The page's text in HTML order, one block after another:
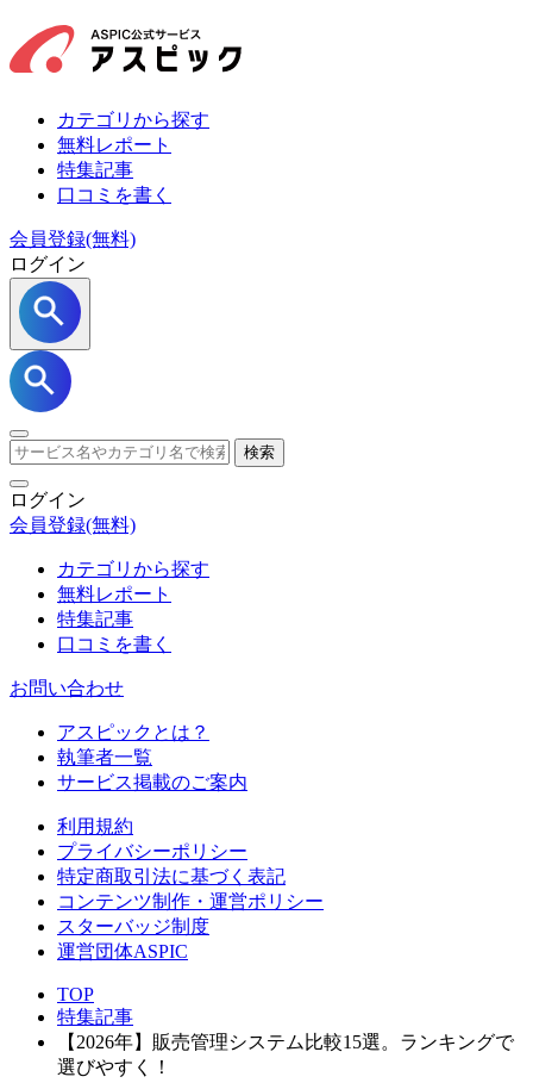
カテゴリから探す
無料レポート
特集記事
口コミを書く
会員登録(無料)
ログイン
検索
ログイン
会員登録(無料)
カテゴリから探す
無料レポート
特集記事
口コミを書く
お問い合わせ
アスピックとは？
執筆者一覧
サービス掲載のご案内
利用規約
プライバシーポリシー
特定商取引法に基づく表記
コンテンツ制作・運営ポリシー
スターバッジ制度
運営団体ASPIC
TOP
特集記事
【2026年】販売管理システム比較15選。ランキングで
選びやすく！